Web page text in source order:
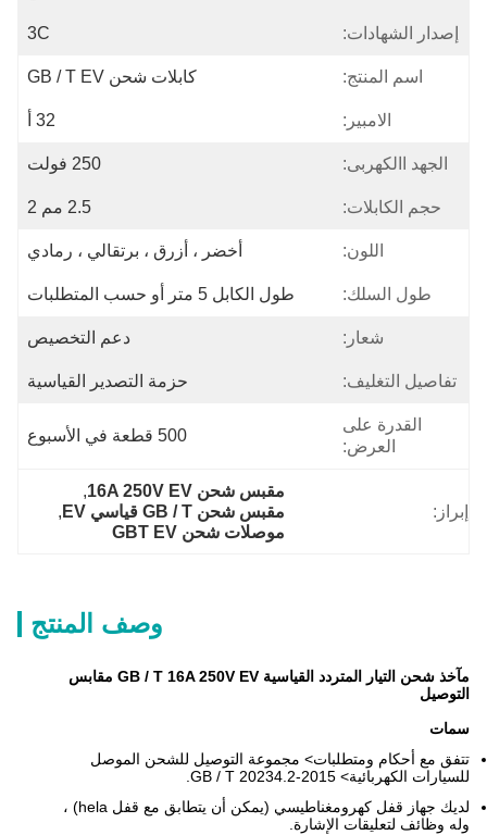
إصدار الشهادات: 3C
اسم المنتج: كابلات شحن GB / T EV
الامبير: 32 أ
الجهد االكهربى: 250 فولت
حجم الكابلات: 2.5 مم 2
اللون: أخضر ، أزرق ، برتقالي ، رمادي
طول السلك: طول الكابل 5 متر أو حسب المتطلبات
شعار: دعم التخصيص
تفاصيل التغليف: حزمة التصدير القياسية
القدرة على
العرض:
500 قطعة في الأسبوع
إبراز:
مقبس شحن 16A 250V EV
,
مقبس شحن GB / T قياسي EV
,
موصلات شحن GBT EV
وصف المنتج
مآخذ شحن التيار المتردد القياسية GB / T 16A 250V EV مقابس
التوصيل
سمات
تتفق مع أحكام ومتطلبات> مجموعة التوصيل للشحن الموصل
للسيارات الكهربائية> GB / T 20234.2-2015.
لديك جهاز قفل كهرومغناطيسي (يمكن أن يتطابق مع قفل hela) ،
وله وظائف لتعليقات الإشارة.